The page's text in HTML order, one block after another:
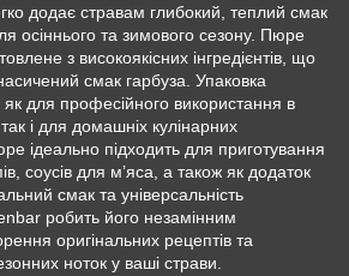
додає стравам глибокий, теплий смак
осіннього та зимового сезону. Пюре
з високоякісних інгредієнтів, що
смак гарбуза. Упаковка
для професійного використання в
і для домашніх кулінарних
ідеально підходить для приготування
соусів для м’яса, а також як додаток
смак та універсальність
робить його незамінним
оригінальних рецептів та
ноток у ваші страви.